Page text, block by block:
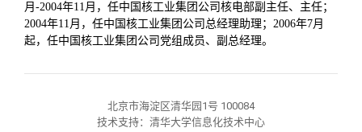
兴趣群体
捐赠方法
我要订阅
清华故事
终身学习
校友总会
月 -2004年11月，任中国核工业集团公司核电部副主任、主任；
2004年11月，任中国核工业集团公司总经理助理； 2006年7月
起，任中国核工业集团公司党组成员、副总经理。
北京市海淀区清华园1号 100084
技术支持：清华大学信息化技术中心